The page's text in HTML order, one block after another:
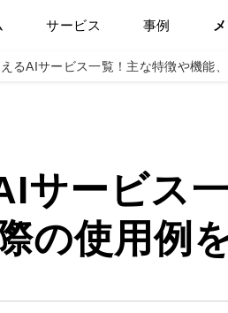
サービス 事例
るAIサービス一覧！主な特徴や機能
サービス
の使用例